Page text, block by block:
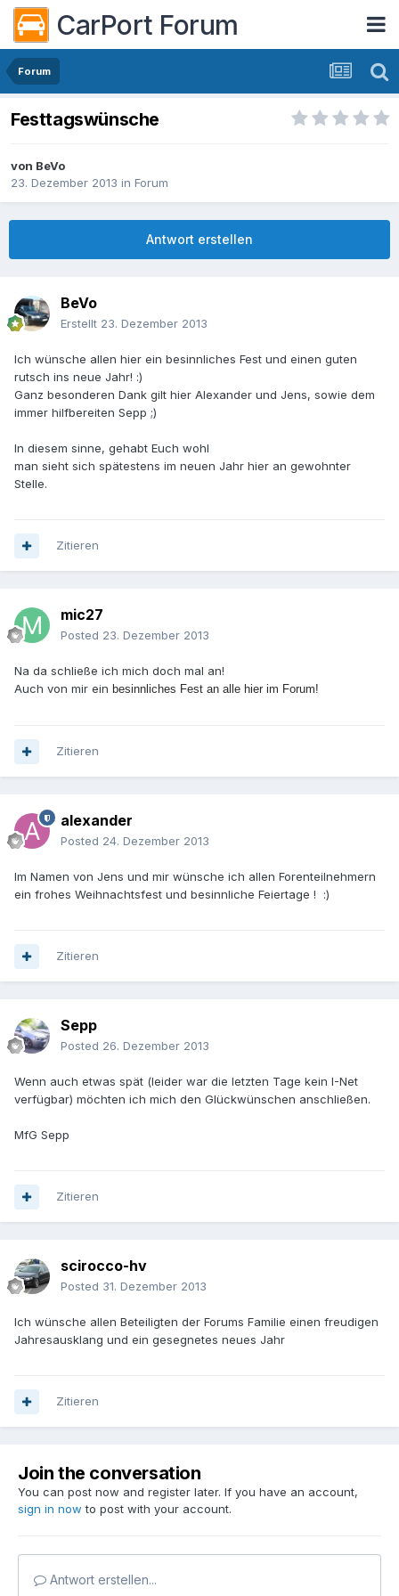
CarPort Forum
Forum
Festtagswünsche
von BeVo
23. Dezember 2013 in Forum
Antwort erstellen
BeVo
Erstellt 23. Dezember 2013
Ich wünsche allen hier ein besinnliches Fest und einen guten
rutsch ins neue Jahr! :)
Ganz besonderen Dank gilt hier Alexander und Jens, sowie dem
immer hilfbereiten Sepp ;)
In diesem sinne, gehabt Euch wohl
man sieht sich spätestens im neuen Jahr hier an gewohnter
Stelle.
Zitieren
mic27
Posted 23. Dezember 2013
Na da schließe ich mich doch mal an!
Auch von mir ein besinnliches Fest an alle hier im Forum!
Zitieren
alexander
Posted 24. Dezember 2013
Im Namen von Jens und mir wünsche ich allen Forenteilnehmern
ein frohes Weihnachtsfest und besinnliche Feiertage ! :)
Zitieren
Sepp
Posted 26. Dezember 2013
Wenn auch etwas spät (leider war die letzten Tage kein I-Net
verfügbar) möchten ich mich den Glückwünschen anschließen.
MfG Sepp
Zitieren
scirocco-hv
Posted 31. Dezember 2013
Ich wünsche allen Beteiligten der Forums Familie einen freudigen
Jahresausklang und ein gesegnetes neues Jahr
Zitieren
Join the conversation
You can post now and register later. If you have an account,
sign in now to post with your account.
Antwort erstellen...